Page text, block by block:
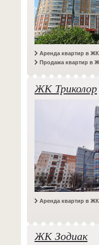
Аренда квартир в
Продажа квартир в
ЖК Триколор
Аренда квартир в
ЖК Зодиак